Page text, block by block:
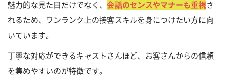
魅力的な見た目だけでなく、 会話のセンスやマナーも重視さ
れるため、ワンランク上の接客スキルを身につけたい方に向
いています。
丁寧な対応ができるキャストさんほど、お客さんからの信頼
を集めやすいのが特徴です。